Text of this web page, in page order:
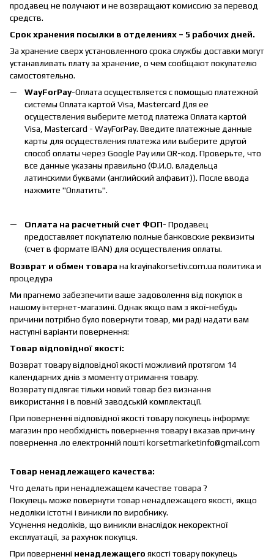
продавец не получают и не возвращают комиссию за перевод
средств.
Срок хранения посылки в отделениях – 5 рабочих дней.
За хранение сверх установленного срока службы доставки могут
устанавливать плату за хранение, о чем сообщают покупателю
самостоятельно.
WayForPay-Оплата осуществляется с помощью платежной
системы Оплата картой Visa, Mastercard Для ее
осуществления выберите метод платежа Оплата картой
Visa, Mastercard - WayForPay. Введите платежные данные
карты для осуществления платежа или выберите другой
способ оплаты через Google Pay или QR-код. Проверьте, что
все данные указаны правильно (Ф.И.О. владельца
латинскими буквами (английский алфавит)). После ввода
нажмите "Оплатить".
Оплата на расчетный счет ФОП- Продавец
предоставляет покупателю полные банковские реквизиты
(счет в формате IBAN) для осуществления оплаты.
Возврат и обмен товара на krayinakorsetiv.com.ua политика и
процедура
Ми прагнемо забезпечити ваше задоволення від покупок в
нашому інтернет-магазині. Однак якщо вам з якої-небудь
причини потрібно було повернути товар, ми раді надати вам
наступні варіанти повернення:
Товар відповідної якості:
Возврат товару відповідної якості можливий протягом 14
календарних днів з моменту отримання товару.
Возврату підлягає тільки новий товар без визнання
використання і в повній заводській комплектації.
При поверненні відповідної якості товару покупець інформує
магазин про необхідність повернення товару і вказав причину
повернення .по електронній пошті korsetmarketinfo@gmail.com
Товар ненадлежащего качества:
Что делать при ненадлежащем качестве товара ?
Покупець може повернути товар ненадлежащего якості, якщо
недоліки істотні і виникли по виробнику.
Усунення недоліків, що виникли внаслідок некоректної
експлуатації, за рахунок покупця.
При поверненні ненадлежащего якості товару покупець